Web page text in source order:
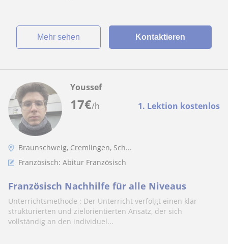
Mehr sehen Kontaktieren
17€/h 1. Lektion kostenlos
Youssef
Braunschweig, Cremlingen, Sch...
Französisch: Abitur Französisch
Französisch Nachhilfe für alle Niveaus
Unterrichtsmethode : Der Unterricht verfolgt einen klar
strukturierten und zielorientierten Ansatz, der sich
vollständig an den individuel...